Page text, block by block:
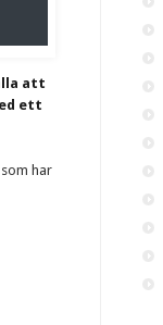
att
ett
har